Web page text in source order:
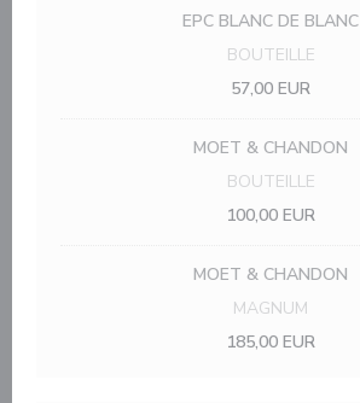
EPC BLANC DE BLANC
BOUTEILLE
57,00 EUR
MOET & CHANDON
BOUTEILLE
100,00 EUR
MOET & CHANDON
MAGNUM
185,00 EUR